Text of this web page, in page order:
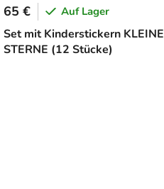
Set mit Kinderstickern KLEINE
STERNE (12 Stücke)
65 € Auf Lager